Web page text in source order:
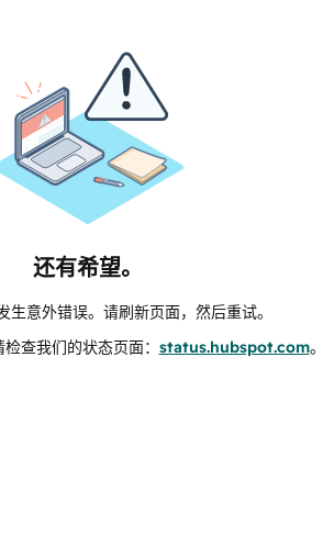
还有希望。
生意外错误。请刷新页面，然后重试。
查我们的状态页面： status.hubspot.com。